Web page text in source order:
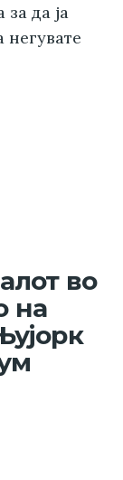
да ја
негувате
во
на